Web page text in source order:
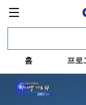
홈 프로